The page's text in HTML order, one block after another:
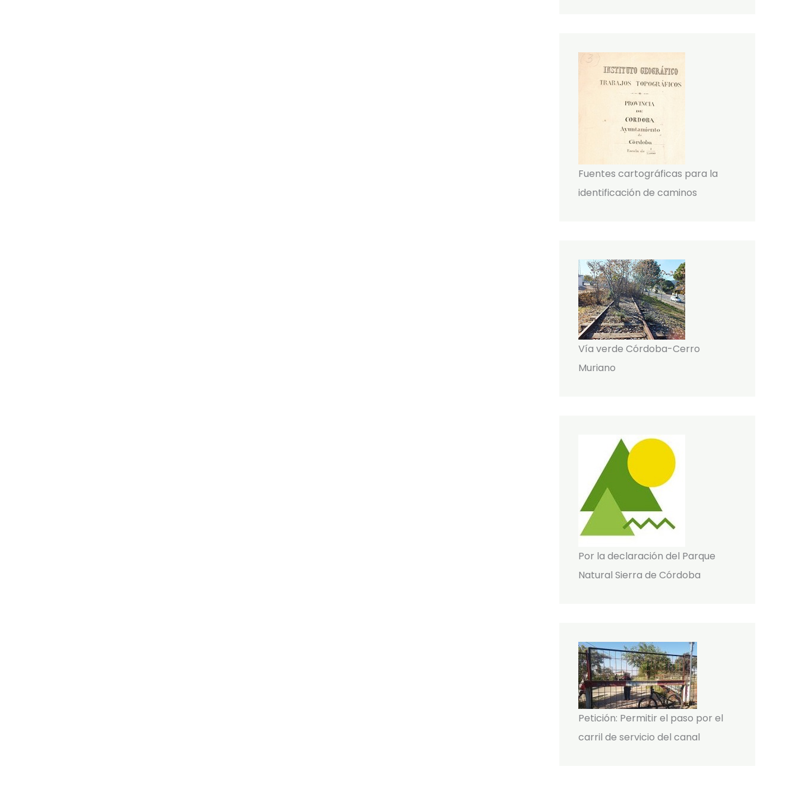
Fuentes cartográficas para la
identificación de caminos
Vía verde Córdoba-Cerro
Muriano
Por la declaración del Parque
Natural Sierra de Córdoba
Petición: Permitir el paso por el
carril de servicio del canal